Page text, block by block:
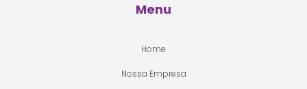
Menu
Home
Nossa Empresa